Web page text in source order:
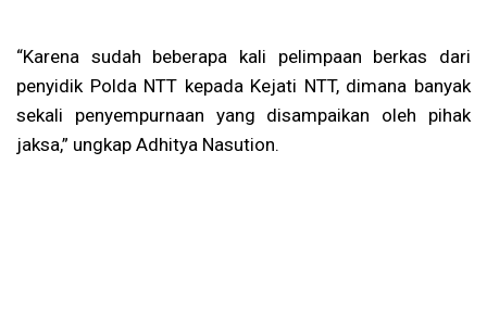
“Karena sudah beberapa kali pelimpaan berkas dari
penyidik Polda NTT kepada Kejati NTT, dimana banyak
sekali penyempurnaan yang disampaikan oleh pihak
jaksa,” ungkap Adhitya Nasution.